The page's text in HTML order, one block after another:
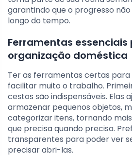
garantindo que o progresso
longo do tempo.
Ferramentas essenciais
organização doméstica
Ter as ferramentas certas para
facilitar muito o trabalho.
cestos são indispensáveis. Elas
armazenar pequenos objetos,
categorizar itens, tornando
que precisa quando precisa.
transparentes para poder ver
precisar abri-las.